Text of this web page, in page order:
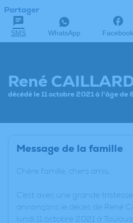
Partager
SMS WhatsApp Facebook
René
décédé le 11 octobre 2021 à l'âge de
Message de la famille
Chère famille, chers amis,
C’est avec une grande
annonçons le décès de René
lundi 11 octobre 2021 à